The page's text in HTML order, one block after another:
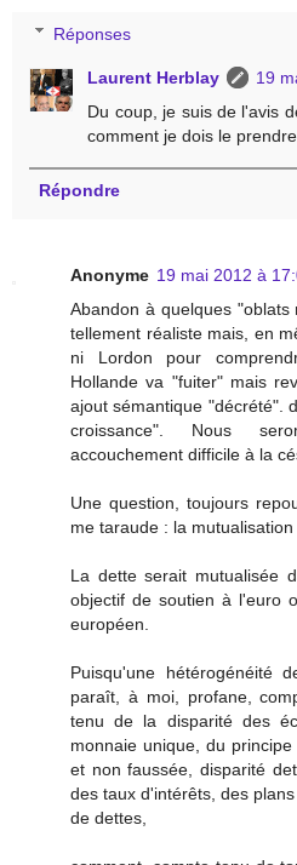
Réponses
Laurent Herblay
19
Du coup, je suis de l'avis
comment je dois le
Répondre
Anonyme 19 mai 2012 à
Abandon à quelques "oblats
tellement réaliste mais, en
ni Lordon pour
Hollande va "fuiter" mais
ajout sémantique "décrété".
croissance". Nous
accouchement difficile à la
Une question, toujours
me taraude : la mutualisation
La dette serait mutualisée
objectif de soutien à l'euro
européen.
Puisqu'une hétérogénéité
paraît, à moi, profane,
tenu de la disparité des
monnaie unique, du
et non faussée, disparité
des taux d'intérêts, des
de dettes,